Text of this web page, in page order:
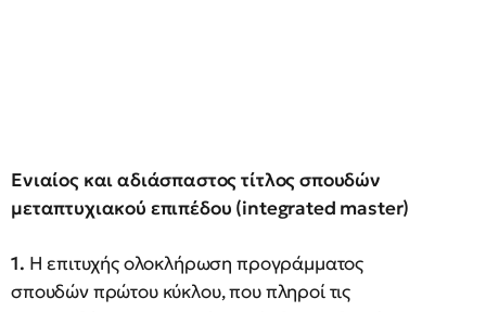
Ενιαίος και αδιάσπαστος τίτλος σπουδών
μεταπτυχιακού επιπέδου (integrated master)
1. Η επιτυχής ολοκλήρωση προγράμματος
σπουδών πρώτου κύκλου, που πληροί τις